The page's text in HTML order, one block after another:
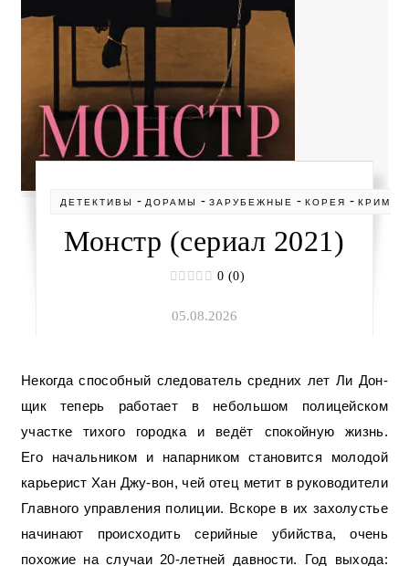
ДЕТЕКТИВЫ - ДОРАМЫ -ЗАРУБЕЖНЫЕ -КОРЕЯ -
Монстр (сериал 2021)
0 (0)
05.08.2026
Некогда способный следователь средних лет Ли Дон-
щик теперь работает в небольшом полицейском
участке тихого городка и ведёт спокойную жизнь.
Его начальником и напарником становится молодой
карьерист Хан Джу-вон, чей отец метит в руководители
Главного управления полиции. Вскоре в их захолустье
начинают происходить серийные убийства, очень
похожие на случаи 20-летней давности. Год выхода: